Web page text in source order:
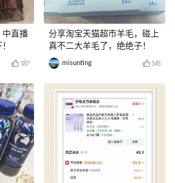
中直播
187
分享淘宝天猫超市羊毛，碰上
真不二大羊毛了，绝绝子！
misunting 145